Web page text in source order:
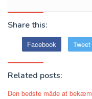
Share this:
Facebook Tweet
Related posts:
Den bedste måde at